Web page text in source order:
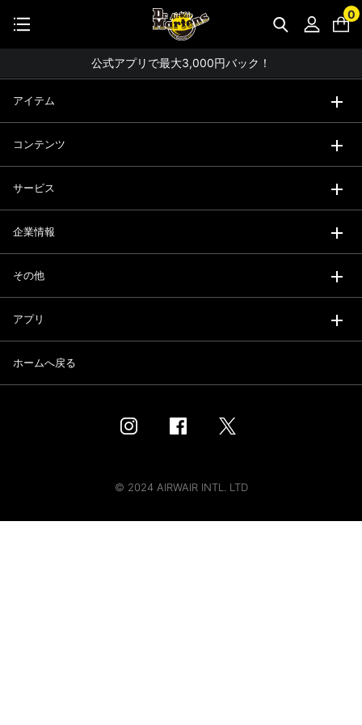
0
【お知らせ】佐川急便：熊本地震にともなう配送への影響について
STUDENT DISCOUNTで5%OFF！
公式アプリで最大3,000円バック！
【重要なお知らせ】偽サイトにご注意ください。
お友達にポイントをプレゼントできる機能が新登場！
ドクターマーチン製品のコピー品にご注意ください。
コーディネート詳細 TOPへ
アイテム
コンテンツ
サービス
企業情報
その他
アプリ
ホームへ戻る
© 2024 AIRWAIR INTL. LTD